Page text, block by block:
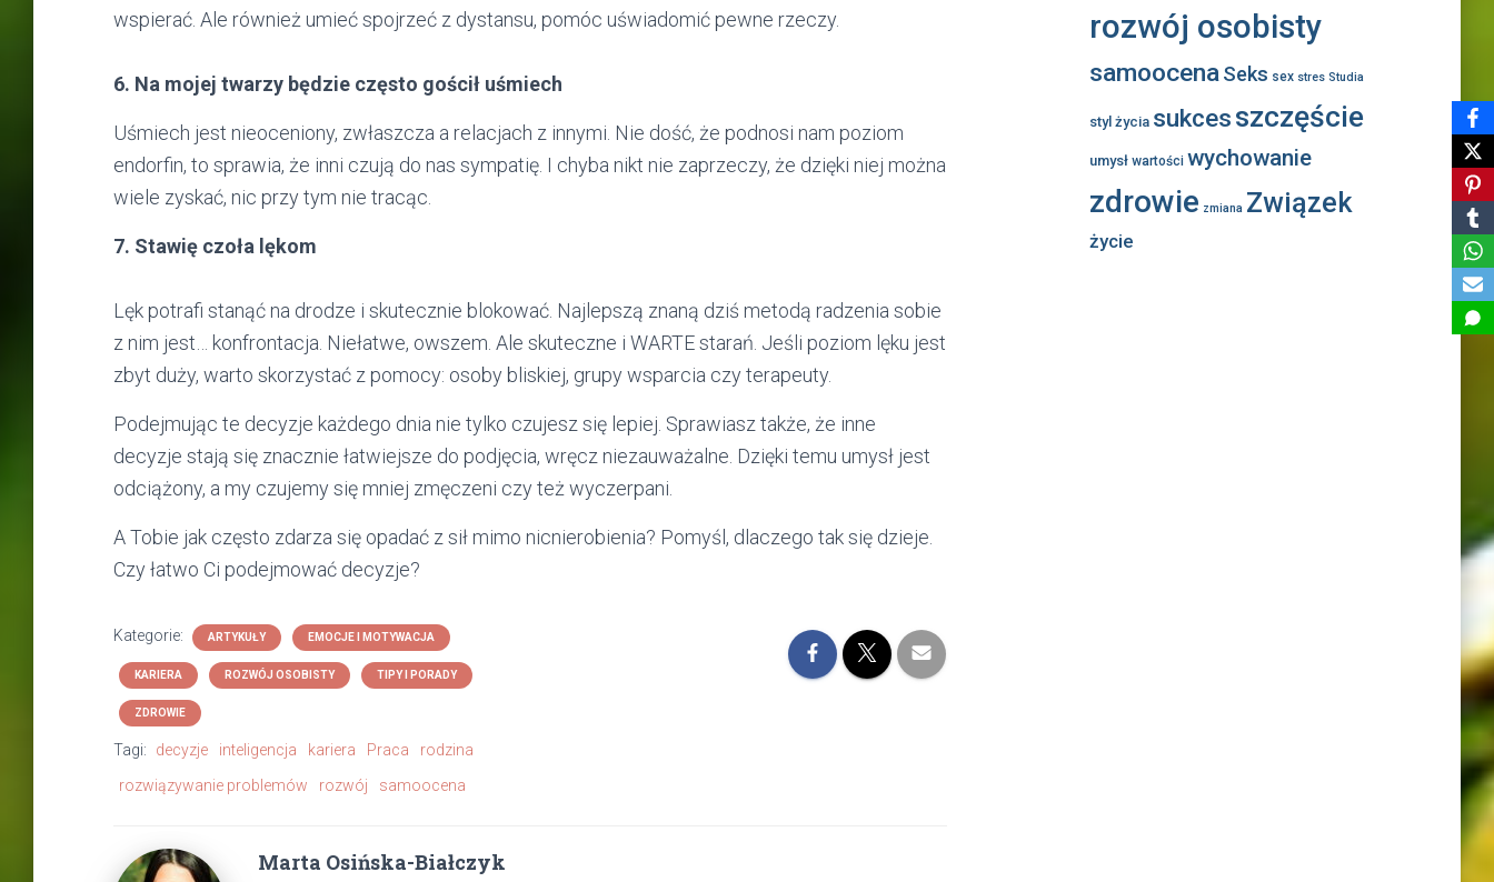
wspierać. Ale również umieć spojrzeć z dystansu, pomóc uświadomić pewne rzeczy.
6. Na mojej twarzy będzie często gościł uśmiech
Uśmiech jest nieoceniony, zwłaszcza a relacjach z innymi. Nie dość, że podnosi nam poziom
endorfin, to sprawia, że inni czują do nas sympatię. I chyba nikt nie zaprzeczy, że dzięki niej można
wiele zyskać, nic przy tym nie tracąc.
7. Stawię czoła lękom
Lęk potrafi stanąć na drodze i skutecznie blokować. Najlepszą znaną dziś metodą radzenia sobie
z nim jest… konfrontacja. Niełatwe, owszem. Ale skuteczne i WARTE starań. Jeśli poziom lęku jest
zbyt duży, warto skorzystać z pomocy: osoby bliskiej, grupy wsparcia czy terapeuty.
Podejmując te decyzje każdego dnia nie tylko czujesz się lepiej. Sprawiasz także, że inne
decyzje stają się znacznie łatwiejsze do podjęcia, wręcz niezauważalne. Dzięki temu umysł jest
odciążony, a my czujemy się mniej zmęczeni czy też wyczerpani.
A Tobie jak często zdarza się opadać z sił mimo nicnierobienia? Pomyśl, dlaczego tak się dzieje.
Czy łatwo Ci podejmować decyzje?
Kategorie: ARTYKUŁY EMOCJE I MOTYWACJA
KARIERA ROZWÓJ OSOBISTY TIPY I PORADY
ZDROWIE
Tagi: decyzje inteligencja kariera Praca
rodzina
rozwiązywanie problemów
rozwój samoocena
Marta Osińska-Białczyk
rozwój osobisty
samoocena Seks sex stres Studia
styl życia sukcesszczęście
umysł wartości wychowanie
zdrowie zmiana Związek
życie